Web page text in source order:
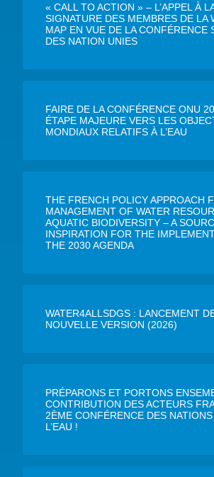
« CALL TO ACTION » – L’APPEL À
SIGNATURE DES MEMBRES DE LA
MAP EN VUE DE LA CONFÉRENCE
DES NATION UNIES
FAIRE DE LA CONFÉRENCE ONU
ÉTAPE MAJEURE VERS LES
MONDIAUX RELATIFS À L’EAU
THE FRENCH POLICY APPROACH
MANAGEMENT OF WATER
AQUATIC BIODIVERSITY – A
INSPIRATION FOR THE
THE 2030 AGENDA
WATER4ALLSDGS : LANCEMENT
NOUVELLE VERSION (2026)
PRÉPARONS ET PORTONS
CONTRIBUTION DES ACTEURS
2ÈME CONFÉRENCE DES
L’EAU !